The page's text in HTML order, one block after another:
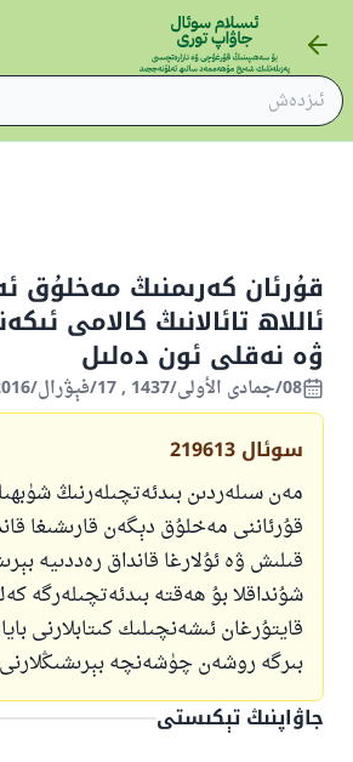
قۇرئان كەرىمنىڭ
ئاللاھ تائالانىڭ كالامى
ۋە نەقلى ئون دەلىل
08/جمادى الأولى/1437 , 17/فېۋرال/2016
سوئال 219613
مەن سىلەردىن بىدئەتچىلەرنىڭ
قۇرئاننى مەخلۇق دېگەن قارىشىغا
قىلىش ۋە ئۇلارغا قانداق رەددىيە
شۇنداقلا بۇ ھەقتە بىدئەتچىلەرگە
قايتۇرغان ئىشەنچىلىك كىتابلارنى
بىرگە روشەن چۈشەنچە
جاۋاپنىڭ تېكىستى